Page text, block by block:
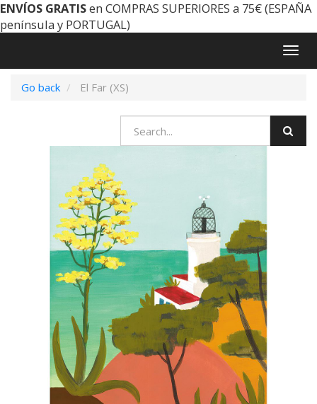
ENVÍOS GRATISen COMPRAS SUPERIORES a 75€ (ESPAÑA
península y PORTUGAL)
Go back
El Far (XS)